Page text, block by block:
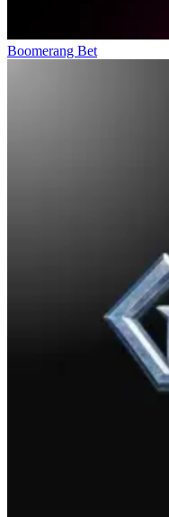
Boomerang Bet